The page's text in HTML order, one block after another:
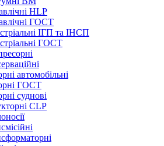
HLP
ГОСТ
ІГП та ІНСП
ГОСТ
автомобільні
ГОСТ
суднові
CLP